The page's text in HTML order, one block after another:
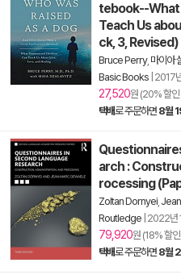
tebook--What
Teach Us
ck, 3, Revised)
Bruce Perry, 마이아
Basic Books 2017
27,520원 (20% 할
택배로 주문하면 8월
arch :
rocessing
Zoltan Dornyei
Routledge 2022년
79,920원 (18% 할
택배로 주문하면 8월